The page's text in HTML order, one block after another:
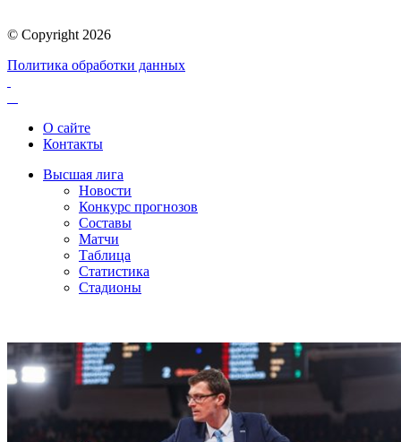
© Copyright 2026
Политика обработки данных
О сайте
Контакты
Высшая лига
Новости
Конкурс прогнозов
Составы
Матчи
Таблица
Статистика
Стадионы